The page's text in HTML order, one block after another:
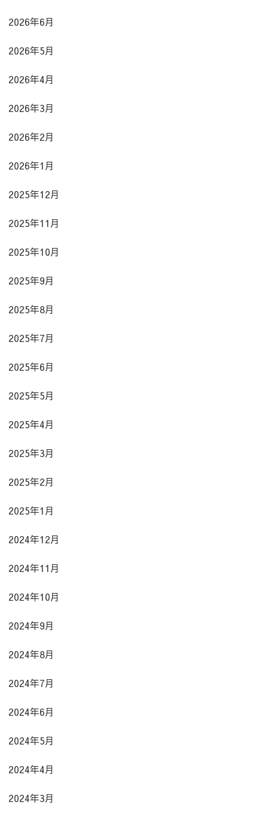
2026年6月
2026年5月
2026年4月
2026年3月
2026年2月
2026年1月
2025年12月
2025年11月
2025年10月
2025年9月
2025年8月
2025年7月
2025年6月
2025年5月
2025年4月
2025年3月
2025年2月
2025年1月
2024年12月
2024年11月
2024年10月
2024年9月
2024年8月
2024年7月
2024年6月
2024年5月
2024年4月
2024年3月